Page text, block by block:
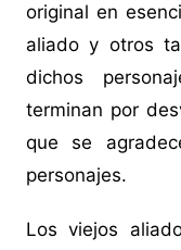
original en
aliado y otros
dichos
terminan por
que se
personajes.
Los viejos